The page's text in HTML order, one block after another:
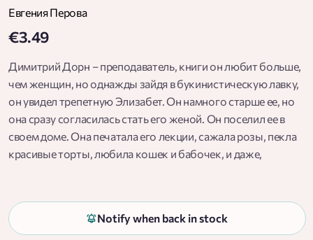
Евгения Перова
€3.49
Димитрий Дорн – преподаватель, книги он любит больше,
чем женщин, но однажды зайдя в букинистическую лавку,
он увидел трепетную Элизабет. Он намного старше ее, но
она сразу согласилась стать его женой. Он поселил ее в
своем доме. Она печатала его лекции, сажала розы, пекла
красивые торты, любила кошек и бабочек, и даже,
красавец – любимый ученик Дорна.
Notify when back in stock